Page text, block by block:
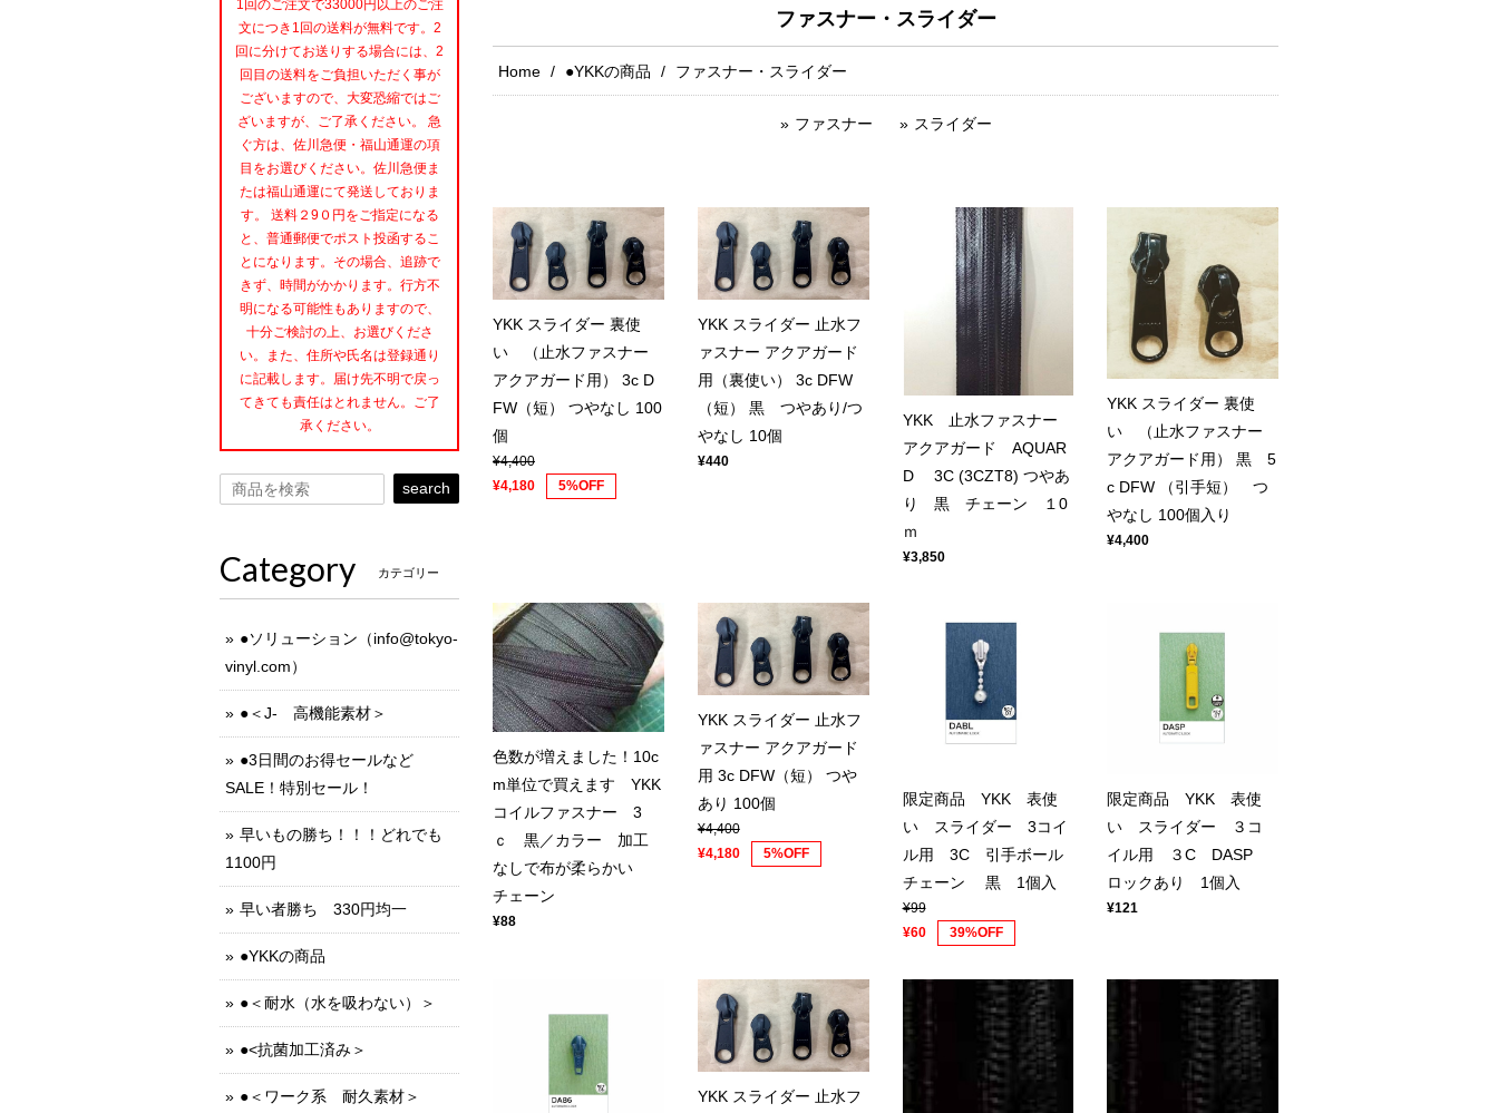
ファスナー・スライダー
Home ●YKKの商品 ファスナー・スライダー
ファスナー スライダー
YKK スライダー 裏使
い （止水ファスナー
アクアガード用） 3c D
FW（短） つやなし 100
個
¥4,400
¥4,180
5%OFF
YKK スライダー 止水フ
ァスナー アクアガード
用（裏使い） 3c DFW
（短） 黒 つやあり/つ
やなし 10個
¥440
YKK 止水ファスナー
アクアガード AQUAR
D 3C (3CZT8) つやあ
り 黒 チェーン １0
ｍ
¥3,850
YKK スライダー 裏使
い （止水ファスナー
アクアガード用） 黒 5
c DFW （引手短） つ
やなし 100個入り
¥4,400
色数が増えました！10c
m単位で買えます YKK
コイルファスナー 3
ｃ 黒／カラー 加工
なしで布が柔らかい
チェーン
¥88
YKK スライダー 止水フ
ァスナー アクアガード
用 3c DFW（短） つや
あり 100個
¥4,400
¥4,180
5%OFF
限定商品 YKK 表使
い スライダー 3コイ
ル用 3C 引手ボール
チェーン 黒 1個入
¥99
¥60
39%OFF
限定商品 YKK 表使
い スライダー ３コ
イル用 ３C DASP
ロックあり 1個入
¥121
YKK スライダー 止水フ
1回のご注文で33000円以上のご注
文につき1回の送料が無料です。2
回に分けてお送りする場合には、2
回目の送料をご負担いただく事が
ございますので、大変恐縮ではご
ざいますが、ご了承ください。 急
ぐ方は、佐川急便・福山通運の項
目をお選びください。佐川急便ま
たは福山通運にて発送しておりま
す。 送料２9０円をご指定になる
と、普通郵便でポスト投函するこ
とになります。その場合、追跡で
きず、時間がかかります。行方不
明になる可能性もありますので、
十分ご検討の上、お選びくださ
い。また、住所や氏名は登録通り
に記載します。届け先不明で戻っ
てきても責任はとれません。ご了
承ください。
search
Category カテゴリー
●ソリューション（info@tokyo-
vinyl.com）
●＜J- 高機能素材＞
●3日間のお得セールなど
SALE！特別セール！
早いもの勝ち！！！どれでも
1100円
早い者勝ち 330円均一
●YKKの商品
●＜耐水（水を吸わない）＞
●<抗菌加工済み＞
●＜ワーク系 耐久素材＞